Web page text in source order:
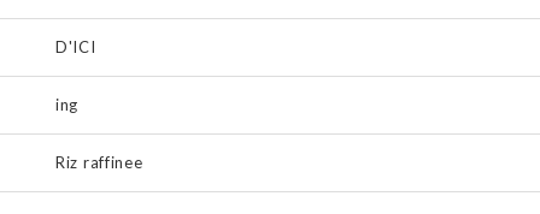
D'ICI
ing
Riz raffinee